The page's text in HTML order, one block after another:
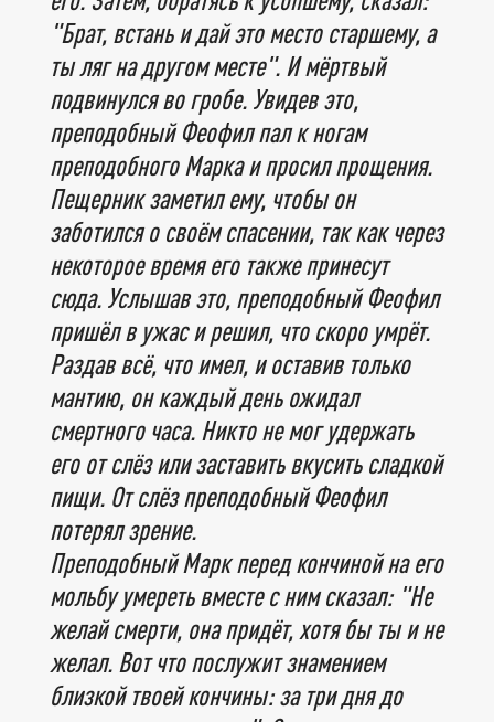
"Брат, встань и дай это место старшему, а
ты ляг на другом месте". И мёртвый
подвинулся во гробе. Увидев это,
преподобный Феофил пал к ногам
преподобного Марка и просил прощения.
Пещерник заметил ему, чтобы он
заботился о своём спасении, так как через
некоторое время его также принесут
сюда. Услышав это, преподобный Феофил
пришёл в ужас и решил, что скоро умрёт.
Раздав всё, что имел, и оставив только
мантию, он каждый день ожидал
смертного часа. Никто не мог удержать
его от слёз или заставить вкусить сладкой
пищи. От слёз преподобный Феофил
потерял зрение.
Преподобный Марк перед кончиной на его
мольбу умереть вместе с ним сказал: "Не
желай смерти, она придёт, хотя бы ты и не
желал. Вот что послужит знамением
близкой твоей кончины: за три дня до